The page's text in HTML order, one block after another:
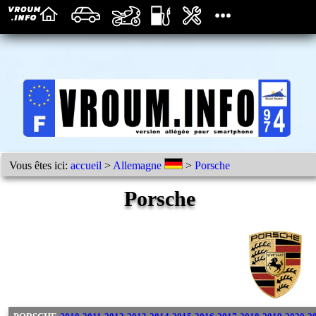
Vous êtes ici:accueil > Allemagne >Porsche
Porsche